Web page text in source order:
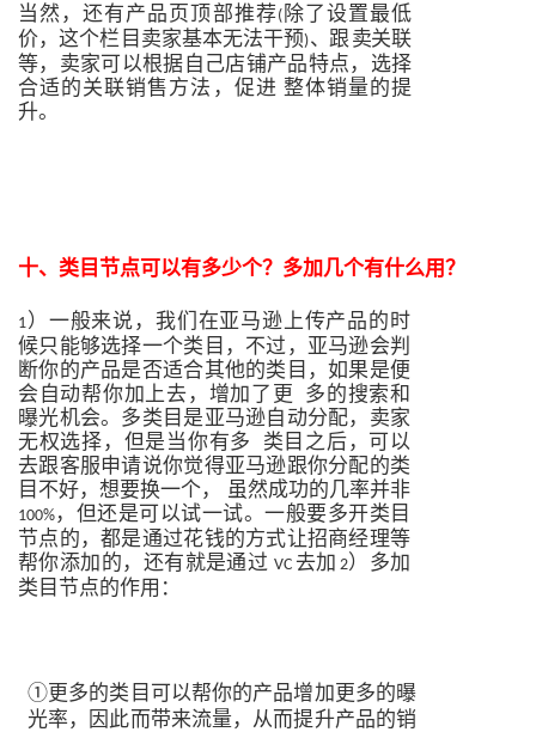
当然，还有产品页顶部推荐(除了设置最低
价，这个栏目卖家基本无法干预)、跟 卖关联
等，卖家可以根据自己店铺产品特点，选择
合适的关联销售方法，促进 整体销量的提
升。
十、 类目节点可以有多少个？多加几个有什么用？
1）一般来说，我们在亚马逊上传产品的时
候只能够选择一个类目，不过，亚马逊会判
断你的产品是否适合其他的类目，如果是便
会自动帮你加上去，增加了更
多的搜索和
曝光机会。多类目是亚马逊自动分配，卖家
无权选择，但是当你有多
类目之后，可以
去跟客服申请说你觉得亚马逊跟你分配的类
目不好，想要换一个，
虽然成功的几率并非
100% ，但还是可以试一试。一般要多开类目
节点的，都是通过花钱的方式让招商经理等
帮你添加的，还有就是通过 VC 去加 2）多加
类目节点的作用：
①更多的类目可以帮你的产品增加更多的曝
光率，因此而带来流量，从而提升产品的销